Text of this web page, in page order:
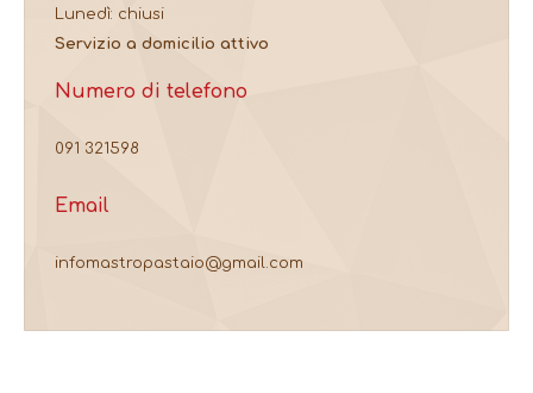
Lunedì: chiusi
Servizio a domicilio attivo
Numero di telefono
091 321598
Email
infomastropastaio@gmail.com